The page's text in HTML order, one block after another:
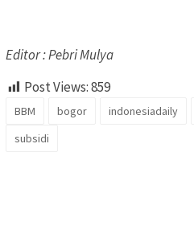
Editor : Pebri Mulya
Post Views:859
BBM bogor indonesiadaily
subsidi